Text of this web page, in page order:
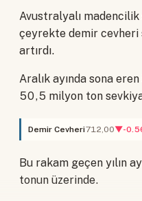
Avustralyalı
çeyrekte demir cevheri
artırdı.
Aralık ayında sona
50,5 milyon ton
Demir Cevheri712,00▼-
Bu rakam geçen yılın
tonun üzerinde.